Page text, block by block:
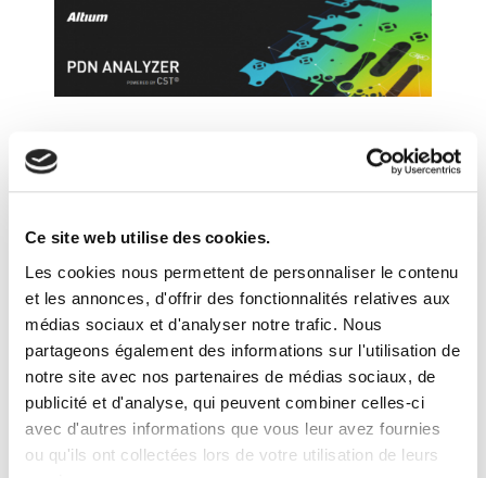
Ce site web utilise des cookies.
Les cookies nous permettent de personnaliser le contenu
et les annonces, d'offrir des fonctionnalités relatives aux
médias sociaux et d'analyser notre trafic. Nous
partageons également des informations sur l'utilisation de
notre site avec nos partenaires de médias sociaux, de
publicité et d'analyse, qui peuvent combiner celles-ci
avec d'autres informations que vous leur avez fournies
ou qu'ils ont collectées lors de votre utilisation de leurs